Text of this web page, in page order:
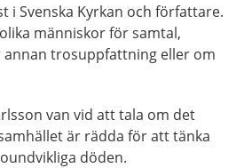
i Svenska Kyrkan och författare.
människor för samtal,
trosuppfattning eller om
van vid att tala om det
är rädda för att tänka
döden.